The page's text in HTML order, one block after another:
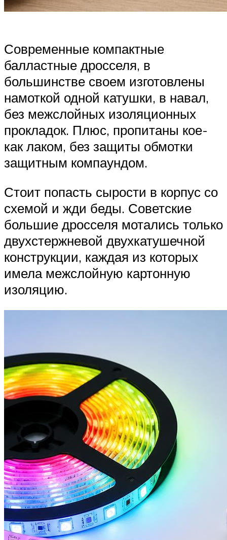
Современные компактные
балластные дросселя, в
большинстве своем изготовлены
намоткой одной катушки, в навал,
без межслойных изоляционных
прокладок. Плюс, пропитаны кое-
как лаком, без защиты обмотки
защитным компаундом.
Стоит попасть сырости в корпус со
схемой и жди беды. Советские
большие дросселя мотались только
двухстержневой двухкатушечной
конструкции, каждая из которых
имела межслойную картонную
изоляцию.